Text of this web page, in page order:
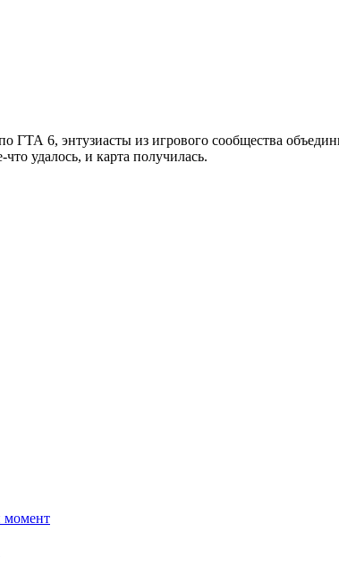
ГТА 6, энтузиасты из игрового сообщества
удалось, и карта получилась.
момент